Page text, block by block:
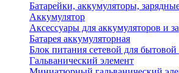
Батарейки, аккумуляторы,
Аккумулятор
Аксессуары для аккумуляторов и
Батарея аккумуляторная
Блок питания сетевой для бытовой
Гальванический элемент